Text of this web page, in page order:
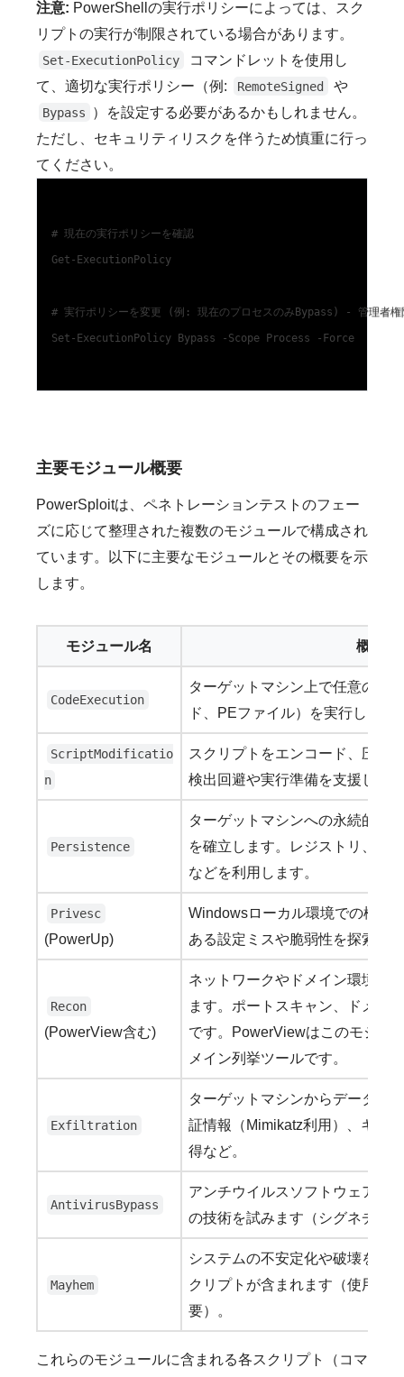
注意: PowerShellの実行ポリシーによっては、スク
リプトの実行が制限されている場合があります。
Set-ExecutionPolicy
コマンドレットを使用し
て、適切な実行ポリシー（例:
RemoteSigned や
Bypass
）を設定する必要があるかもしれません。
ただし、セキュリティリスクを伴うため慎重に行っ
てください。
# 現在の実行ポリシーを確認
Get-ExecutionPolicy
# 実行ポリシーを変更 (例: 現在のプロセスのみBypass) - 管理者権
Set-ExecutionPolicy Bypass -Scope Process -Force
主要モジュール概要
PowerSploitは、ペネトレーションテストのフェー
ズに応じて整理された複数のモジュールで構成され
ています。以下に主要なモジュールとその概要を示
します。
モジュール名 概要
CodeExecution
ターゲットマシン上で任意のコ
ド、PEファイル）を実行します
ScriptModificatio
n
スクリプトをエンコード、圧縮
検出回避や実行準備を支援しま
Persistence
ターゲットマシンへの永続的な
を確立します。レジストリ、
などを利用します。
Privesc
(PowerUp)
Windowsローカル環境での権限
ある設定ミスや脆弱性を探索し
Recon
(PowerView含む)
ネットワークやドメイン環境の
ます。ポートスキャン、ドメイ
です。PowerViewはこのモジュ
メイン列挙ツールです。
Exfiltration
ターゲットマシンからデータを
証情報（Mimikatz利用）、キー
得など。
AntivirusBypass
アンチウイルスソフトウェアに
の技術を試みます（シグネチャ
Mayhem
システムの不安定化や破壊を引
クリプトが含まれます（使用に
要）。
これらのモジュールに含まれる各スクリプト（コマ